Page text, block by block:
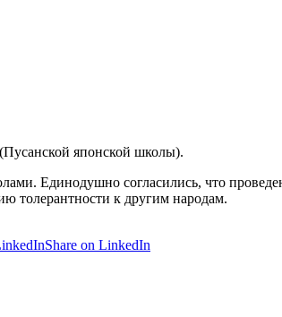
(Пусанской японской школы).
Единодушно согласились, что
толерантности к другим народам.
Share on LinkedIn